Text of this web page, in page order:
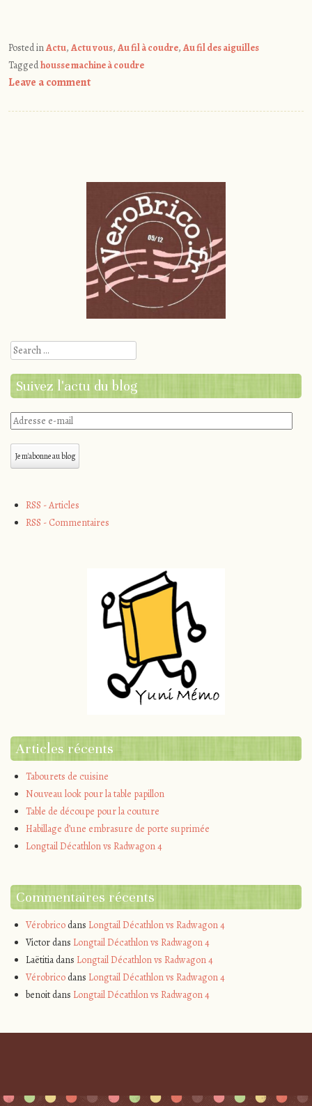
Posted inActu, Actu vous, Au fil à coudre, Au fil des aiguilles
Taggedhousse machine à coudre
Leave a comment
Search
Suivez l'actu du blog
Adresse
mail
Je m'abonne au blog
RSS - Articles
RSS - Commentaires
Articles récents
Tabourets de cuisine
Nouveau look pour la table papillon
Table de découpe pour la couture
Habillage d’une embrasure de porte suprimée
Longtail Décathlon vs Radwagon 4
Commentaires récents
Vérobricodans Longtail Décathlon vs Radwagon 4
Victordans Longtail Décathlon vs Radwagon 4
Laëtitiadans Longtail Décathlon vs Radwagon 4
Vérobricodans Longtail Décathlon vs Radwagon 4
benoitdans Longtail Décathlon vs Radwagon 4